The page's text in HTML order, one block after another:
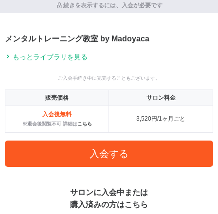
続きを表示するには、入会が必要です
メンタルトレーニング教室 by Madoyaca
もっとライブラリを見る
ご入会手続き中に完売することもございます。
販売価格 サロン料金
入会後無料
※退会後閲覧不可 詳細はこちら
3,520円/1ヶ月ごと
入会する
サロンに入会中または
購入済みの方はこちら